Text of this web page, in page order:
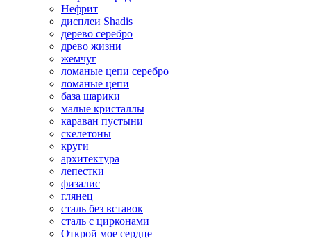
Нефрит
дисплеи Shadis
дерево серебро
древо жизни
жемчуг
ломаные цепи серебро
ломаные цепи
база шарики
малые кристаллы
караван пустыни
скелетоны
круги
архитектура
лепестки
физалис
глянец
сталь без вставок
сталь с цирконами
Открой мое сердце